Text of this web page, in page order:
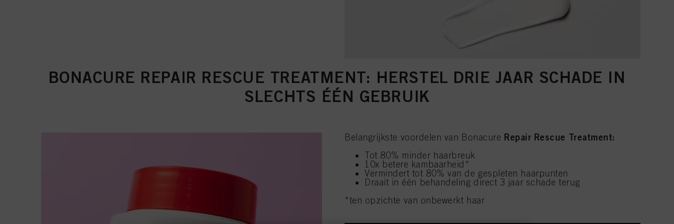
BONACURE REPAIR RESCUE TREATMENT: HERSTEL DRIE JAAR SCHADE IN
SLECHTS ÉÉN GEBRUIK
Belangrijkste voordelen van Bonacure Repair Rescue Treatment:
Tot 80% minder haarbreuk
10x betere kambaarheid*
Vermindert tot 80% van de gespleten haarpunten
Draait in één behandeling direct 3 jaar schade terug
*ten opzichte van onbewerkt haar